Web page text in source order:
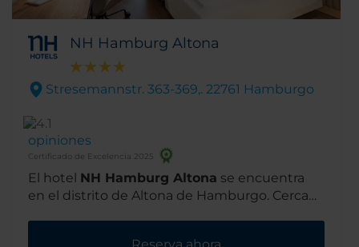
NH Hamburg Altona
Stresemannstr. 363-369,. 22761 Hamburgo
opiniones
Certificado de Excelencia 2025
El hotel NH Hamburg Altona se encuentra
en el distrito de Altona de Hamburgo. Cerca